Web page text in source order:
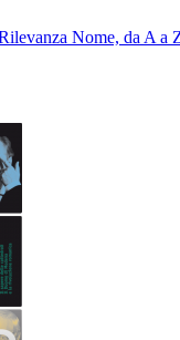
Nome, da A a